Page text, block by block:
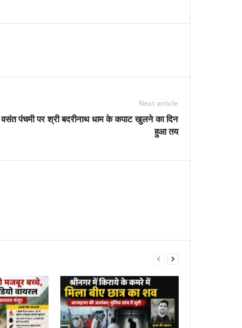
Next article
वसंत पंचमी पर श्री बदरीनाथ धाम के कपाट खुलने का दिन
हुआ तय